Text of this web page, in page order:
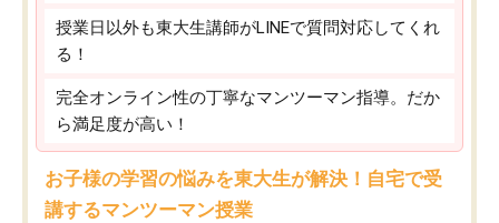
授業日以外も東大生講師がLINEで質問対応してくれ
る！
完全オンライン性の丁寧なマンツーマン指導。だか
ら満足度が高い！
お子様の学習の悩みを東大生が解決！自宅で受
講するマンツーマン授業